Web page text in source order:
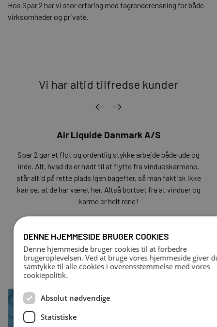
Hos Spar 2 har vi stor erfaring med tagrenderensning for både
virksomheder og private.
Vi har altid tilfredse kunder
Air Liquide Danmark A/S
Spar 2 gør et flot og ordentlig stykke arbejde både ude og
inde. Alt, hvad de er nødt til at flytte fra vindueskarmene,
står altid på rette plads igen bagefter, så man faktisk ikke
kan se, at de har været her. Altså bortset fra at vinduer og
karme er helt rene!
Skandinavisk indkøbschef
Klar til en snak om jeres behov?
DENNE HJEMMESIDE BRUGER COOKIES
Denne hjemmeside bruger cookies til at forbedre
brugeroplevelsen. Ved at bruge vores hjemmeside giver
samtykke til alle cookies i overensstemmelse med vores
cookiepolitik.
Absolut nødvendige
Statistiske